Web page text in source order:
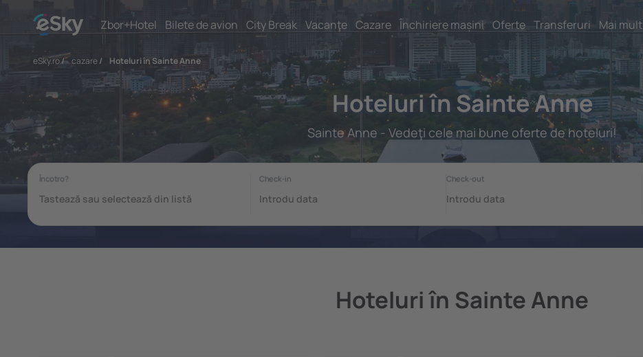
Zbor+Hotel Bilete de avion City Break Vacanţe Cazare Închiriere mașini Oferte Transferuri Mai mult
eSky.ro/ cazare/ Hoteluri în Sainte Anne
Hoteluri în Sainte Anne
Sainte Anne - Vedeţi cele mai bune oferte de hoteluri!
Hoteluri în Sainte Anne